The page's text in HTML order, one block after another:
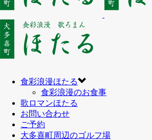
食彩浪漫ほたる
食彩浪漫のお食事
歌ロマンほたる
お問い合わせ
ご予約
大多喜町周辺のゴルフ場